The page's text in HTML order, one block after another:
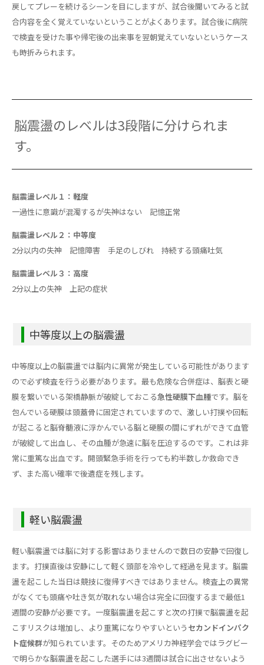
戻してプレーを続けるシーンを目にしますが、試合後聞いてみると試
合内容を全く覚えていないということがよくあります。試合後に病院
で検査を受けた事や帰宅後の出来事を翌朝覚えていないというケース
も時折みられます。
脳震盪のレベルは3段階に分けられま
す。
脳震盪レベル１：軽度
一過性に意識が混濁するが失神はない 記憶正常
脳震盪レベル２：中等度
2分以内の失神 記憶障害 手足のしびれ 持続する頭痛吐気
脳震盪レベル３：高度
2分以上の失神 上記の症状
中等度以上の脳震盪
中等度以上の脳震盪では脳内に異常が発生している可能性があります
ので必ず検査を行う必要があります。最も危険な合併症は、脳表と硬
膜を繋いでいる架橋静脈が破綻しておこる急性硬膜下血腫です。脳を
包んでいる硬膜は頭蓋骨に固定されていますので、激しい打撲や回転
が起こると脳脊髄液に浮かんでいる脳と硬膜の間にずれができて血管
が破綻して出血し、その血腫が急速に脳を圧迫するのです。これは非
常に重篤な出血です。開頭緊急手術を行っても約半数しか救命でき
ず、また高い確率で後遺症を残します。
軽い脳震盪
軽い脳震盪では脳に対する影響はありませんので数日の安静で回復し
ます。打撲直後は安静にして軽く頭部を冷やして経過を見ます。脳震
盪を起こした当日は競技に復帰すべきではありません。検査上の異常
がなくても頭痛や吐き気が取れない場合は完全に回復するまで最低1
週間の安静が必要です。一度脳震盪を起こすと次の打撲で脳震盪を起
こすリスクは増加し、より重篤になりやすいという セカンドインパク
ト症候群が知られています。そのためアメリカ神経学会ではラグビー
で明らかな脳震盪を起こした選手には3週間は試合に出させないよう